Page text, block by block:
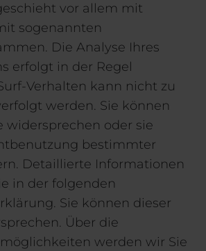
vor allem mit
sogenannten
Die Analyse Ihres
erfolgt in der Regel
Verhalten kann nicht zu
werden. Sie können
widersprechen oder sie
bestimmter
Detaillierte Informationen
in der folgenden
Sie können dieser
Über die
werden wir Sie